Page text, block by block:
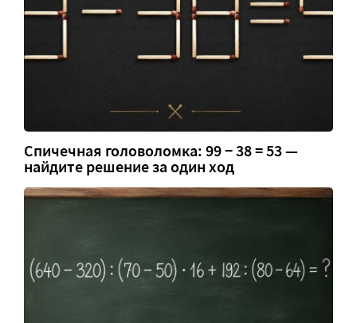
Спичечная головоломка: 99 − 38 = 53 —
найдите решение за один ход